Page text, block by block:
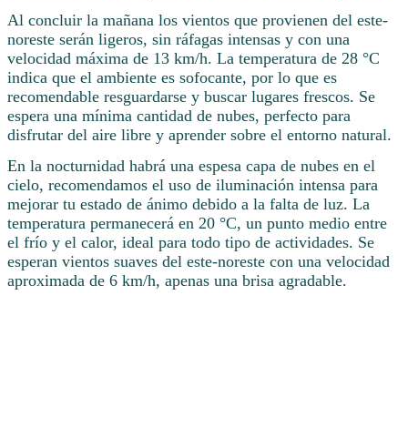
Al concluir la mañana los vientos que provienen del este-
noreste serán ligeros, sin ráfagas intensas y con una
velocidad máxima de 13 km/h. La temperatura de 28 °C
indica que el ambiente es sofocante, por lo que es
recomendable resguardarse y buscar lugares frescos. Se
espera una mínima cantidad de nubes, perfecto para
disfrutar del aire libre y aprender sobre el entorno natural.
En la nocturnidad habrá una espesa capa de nubes en el
cielo, recomendamos el uso de iluminación intensa para
mejorar tu estado de ánimo debido a la falta de luz. La
temperatura permanecerá en 20 °C, un punto medio entre
el frío y el calor, ideal para todo tipo de actividades. Se
esperan vientos suaves del este-noreste con una velocidad
aproximada de 6 km/h, apenas una brisa agradable.